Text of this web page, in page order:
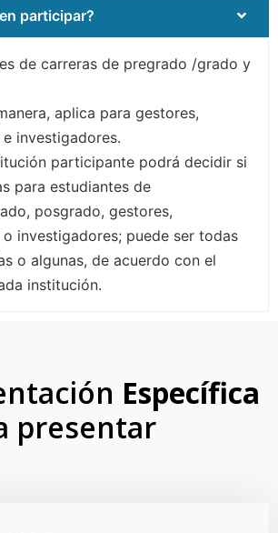
participar?
de carreras de pregrado /grado y
aplica para gestores,
investigadores.
participante podrá decidir si
para estudiantes de
posgrado, gestores,
investigadores; puede ser todas
o algunas, de acuerdo con el
institución.
Específica
presentar